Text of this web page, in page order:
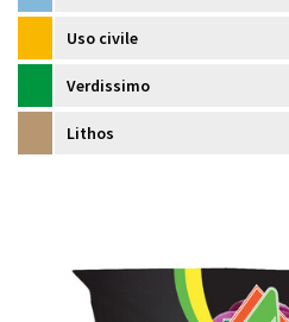
Uso civile
Verdissimo
Lithos